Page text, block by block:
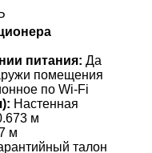
питания: Да
помещения
по Wi-Fi
Настенная
м
м
талон